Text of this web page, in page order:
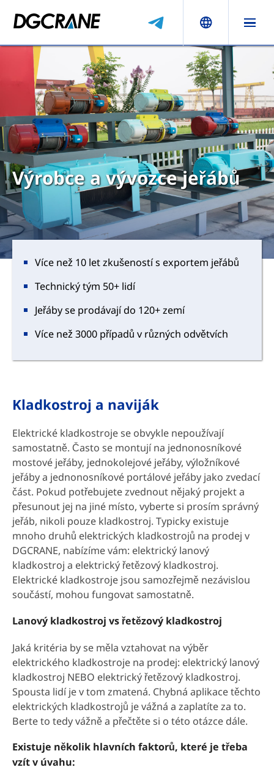
Výrobce a vývozce jeřábů
Více než 10 let zkušeností s exportem jeřábů
Technický tým 50+ lidí
Jeřáby se prodávají do 120+ zemí
Více než 3000 případů v různých odvětvích
Kladkostroj a naviják
Elektrické kladkostroje se obvykle nepoužívají
samostatně. Často se montují na jednonosníkové
mostové jeřáby, jednokolejové jeřáby, výložníkové
jeřáby a jednonosníkové portálové jeřáby jako zvedací
část. Pokud potřebujete zvednout nějaký projekt a
přesunout jej na jiné místo, vyberte si prosím správný
jeřáb, nikoli pouze kladkostroj. Typicky existuje
mnoho druhů elektrických kladkostrojů na prodej v
DGCRANE, nabízíme vám: elektrický lanový
kladkostroj a elektrický řetězový kladkostroj.
Elektrické kladkostroje jsou samozřejmě nezávislou
součástí, mohou fungovat samostatně.
Lanový kladkostroj vs řetězový kladkostroj
Jaká kritéria by se měla vztahovat na výběr
elektrického kladkostroje na prodej: elektrický lanový
kladkostroj NEBO elektrický řetězový kladkostroj.
Spousta lidí je v tom zmatená. Chybná aplikace těchto
elektrických kladkostrojů je vážná a zaplatíte za to.
Berte to tedy vážně a přečtěte si o této otázce dále.
Existuje několik hlavních faktorů, které je třeba
vzít v úvahu: